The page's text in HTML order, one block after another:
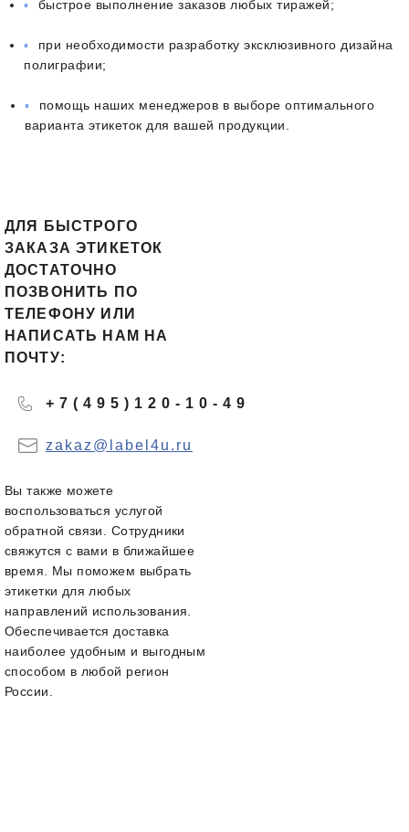
быстрое выполнение заказов любых тиражей;
при необходимости разработку эксклюзивного дизайна
полиграфии;
помощь наших менеджеров в выборе оптимального
варианта этикеток для вашей продукции.
ДЛЯ БЫСТРОГО
ЗАКАЗА ЭТИКЕТОК
ДОСТАТОЧНО
ПОЗВОНИТЬ ПО
ТЕЛЕФОНУ ИЛИ
НАПИСАТЬ НАМ НА
ПОЧТУ:
+7(495)120-10-49
zakaz@label4u.ru
Вы также можете
воспользоваться услугой
обратной связи. Сотрудники
свяжутся с вами в ближайшее
время. Мы поможем выбрать
этикетки для любых
направлений использования.
Обеспечивается доставка
наиболее удобным и выгодным
способом в любой регион
России.